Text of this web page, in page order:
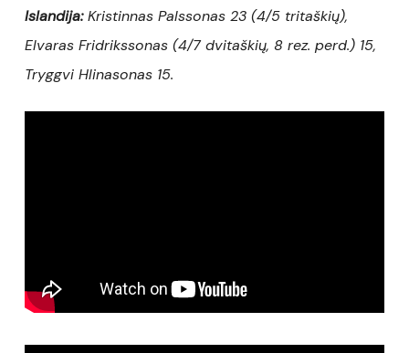
Islandija:Kristinnas Palssonas 23 (4/5 tritaškių),
Elvaras Fridrikssonas (4/7 dvitaškių, 8 rez. perd.) 15,
Tryggvi Hlinasonas 15.